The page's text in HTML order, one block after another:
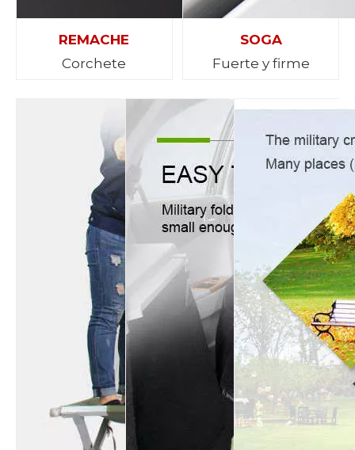
REMACHE
Corchete
SOGA
Fuerte y firme